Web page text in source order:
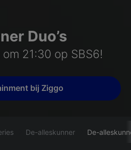
Duo’s
21:30 op SBS6!
bij Ziggo
De-alleskunner De-